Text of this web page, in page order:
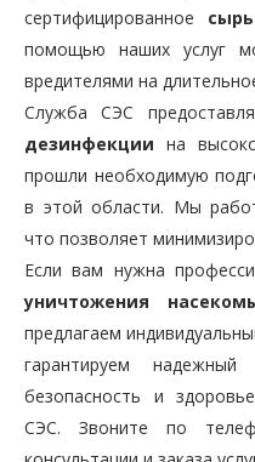
сертифицированное
помощью наших услуг
вредителями на
Служба СЭС
дезинфекции на
прошли необходимую
в этой области. Мы
что позволяет
Если вам нужна
уничтожения
предлагаем
гарантируем
безопасность и
СЭС. Звоните по